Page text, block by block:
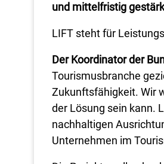
und mittelfristig
LIFT steht für
Der Koordinator der
Tourismusbranche
Zukunftsfähigkeit. Wir
der Lösung sein kann.
nachhaltigen
Unternehmen im